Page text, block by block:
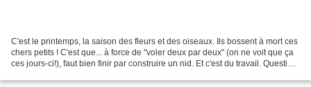
C'est le printemps, la saison des fleurs et des oiseaux. Ils bossent à mort ces
chers petits ! C'est que... à force de "voler deux par deux" (on ne voit que ça
ces jours-ci!), faut bien finir par construire un nid. Et c'est du travail. Question